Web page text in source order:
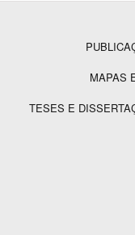
RodapéMAPAS
TESES E